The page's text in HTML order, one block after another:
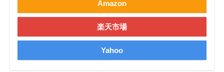
Amazon
楽天市場
Yahoo